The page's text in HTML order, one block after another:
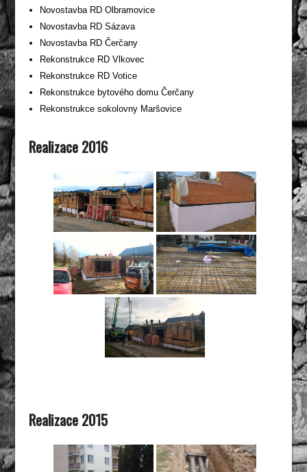
Novostavba RD Olbramovice
Novostavba RD Sázava
Novostavba RD Čerčany
Rekonstrukce RD Vlkovec
Rekonstrukce RD Votice
Rekonstrukce bytového domu Čerčany
Rekonstrukce sokolovny Maršovice
Realizace 2016
Realizace 2015